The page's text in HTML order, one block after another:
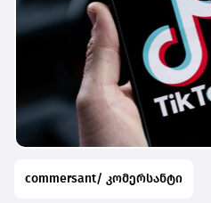
commersant/ კომერსანტი